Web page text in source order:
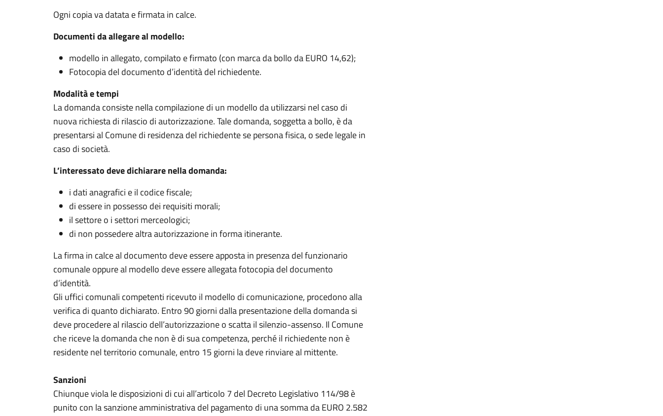
Ogni copia va datata e firmata in calce.
Documenti da allegare al modello:
modello in allegato, compilato e firmato (con marca da bollo da EURO 14,62);
Fotocopia del documento d’identità del richiedente.
Modalità e tempi
La domanda consiste nella compilazione di un modello da utilizzarsi nel caso di
nuova richiesta di rilascio di autorizzazione. Tale domanda, soggetta a bollo, è da
presentarsi al Comune di residenza del richiedente se persona fisica, o sede legale in
caso di società.
L’interessato deve dichiarare nella domanda:
i dati anagrafici e il codice fiscale;
di essere in possesso dei requisiti morali;
il settore o i settori merceologici;
di non possedere altra autorizzazione in forma itinerante.
La firma in calce al documento deve essere apposta in presenza del funzionario
comunale oppure al modello deve essere allegata fotocopia del documento
d’identità.
Gli uffici comunali competenti ricevuto il modello di comunicazione, procedono alla
verifica di quanto dichiarato. Entro 90 giorni dalla presentazione della domanda si
deve procedere al rilascio dell’autorizzazione o scatta il silenzio-assenso. Il Comune
che riceve la domanda che non è di sua competenza, perché il richiedente non è
residente nel territorio comunale, entro 15 giorni la deve rinviare al mittente.
Sanzioni
Chiunque viola le disposizioni di cui all’articolo 7 del Decreto Legislativo 114/98 è
punito con la sanzione amministrativa del pagamento di una somma da EURO 2.582